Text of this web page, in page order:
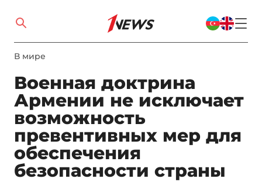
В мире
Военная доктрина
Армении не исключает
возможность
превентивных мер для
обеспечения
безопасности страны